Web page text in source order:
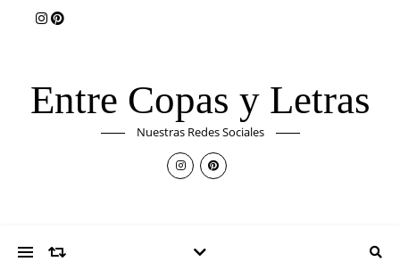
Entre Copas y Letras
Nuestras Redes Sociales